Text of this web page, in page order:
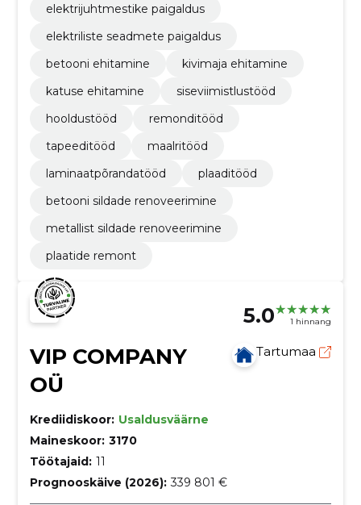
elektrijuhtmestike paigaldus
elektriliste seadmete paigaldus
betooni ehitamine
kivimaja ehitamine
katuse ehitamine
siseviimistlustööd
hooldustööd
remonditööd
tapeeditööd
maalritööd
laminaatpõrandatööd
plaaditööd
betooni sildade renoveerimine
metallist sildade renoveerimine
plaatide remont
5.0 1 hinnang
VIP COMPANY
OÜ
Tartumaa
Krediidiskoor: Usaldusväärne
Maineskoor: 3170
Töötajaid: 11
Prognooskäive (2026): 339 801 €